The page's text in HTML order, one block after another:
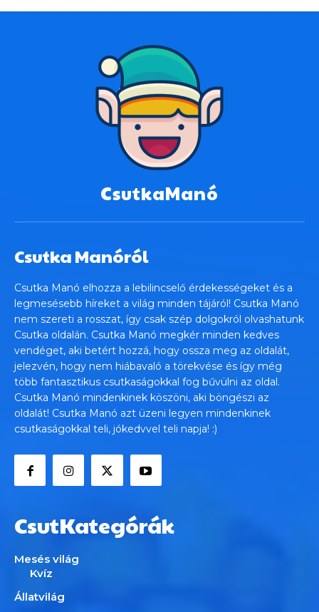
CsutkaManó
Csutka Manóról
Csutka Manó elhozza a lebilincselő érdekességeket és a
legmesésebb híreket a világ minden tájáról! Csutka Manó
nem szereti a rosszat, így csak szép dolgokról olvashatunk
Csutka oldalán. Csutka Manó megkér minden kedves
vendéget, aki betért hozzá, hogy ossza meg az oldalát,
jelezvén, hogy nem hiábavaló a törekvése és így még
több fantasztikus csutkaságokkal fog bűvülni az oldal.
Csutka Manó mindenkinek köszöni, aki böngészi az
oldalát! Csutka Manó azt üzeni legyen mindenkinek
csutkaságokkal teli, jókedvvel teli napja! :)
CsutKategórák
Mesés világ
Kvíz
Állatvilág